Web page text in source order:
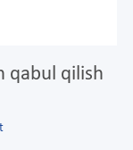
qabul qilish